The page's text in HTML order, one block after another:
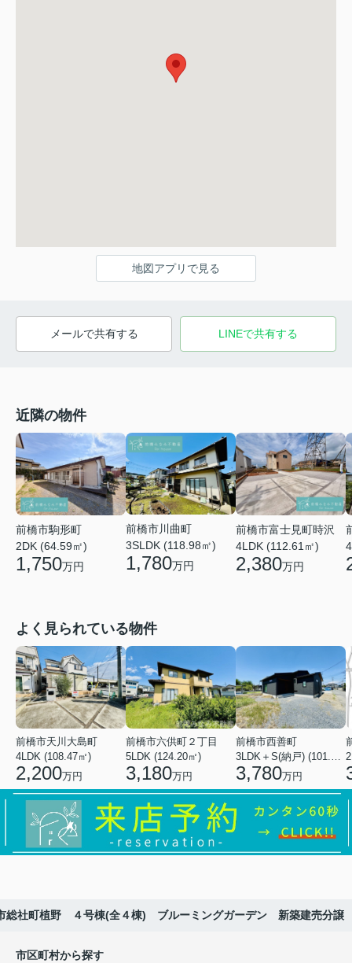
地図アプリで見る
メールで共有する LINEで共有する
近隣の物件
前橋市駒形町
2DK (64.59㎡)
1,750万円
前橋市川曲町
3SLDK (118.98㎡)
1,780万円
前橋市富士見町時沢
4LDK (112.61㎡)
2,380万円
よく見られている物件
前橋市天川大島町
4LDK (108.47㎡)
2,200万円
前橋市六供町２丁目
5LDK (124.20㎡)
3,180万円
前橋市西善町
3,780万円
総社町植野 ４号棟(全４棟) ブルーミングガーデン 新築建売分譲
市区町村から探す